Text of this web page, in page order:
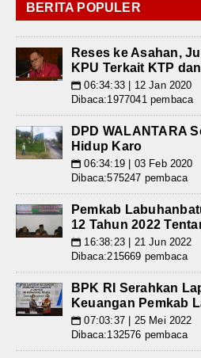
BERITA POPULER
Reses ke Asahan,
KPU Terkait KTP
📅 06:34:33 | 12 Jan 2020
Dibaca:1977041 pembaca
DPD WALANTARA
Hidup Karo
📅 06:34:19 | 03 Feb 2020
Dibaca:575247 pembaca
Pemkab
12 Tahun 2022
📅 16:38:23 | 21 Jun 2022
Dibaca:215669 pembaca
BPK RI Serahkan
Keuangan Pemkab
📅 07:03:37 | 25 Mei 2022
Dibaca:132576 pembaca